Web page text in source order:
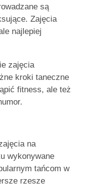
są
Zajęcia
najlepiej
zajęcia
kroki taneczne
fitness, ale też
na
wykonywane
tańcom w
rzesze